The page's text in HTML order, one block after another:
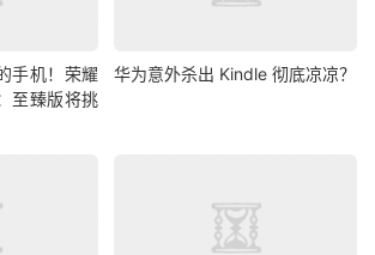
手机！荣耀
至臻版将挑
华为意外杀出 Kindle 彻底凉凉？